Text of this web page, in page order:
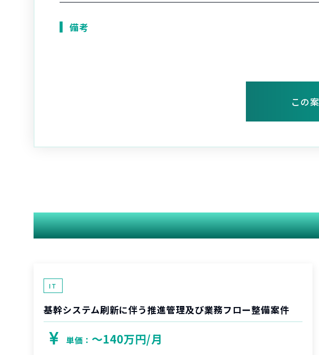
備考
この
関
IT
基幹システム刷新に伴う推進管理及び業務フロー整備案件
単価： 〜140万円/月